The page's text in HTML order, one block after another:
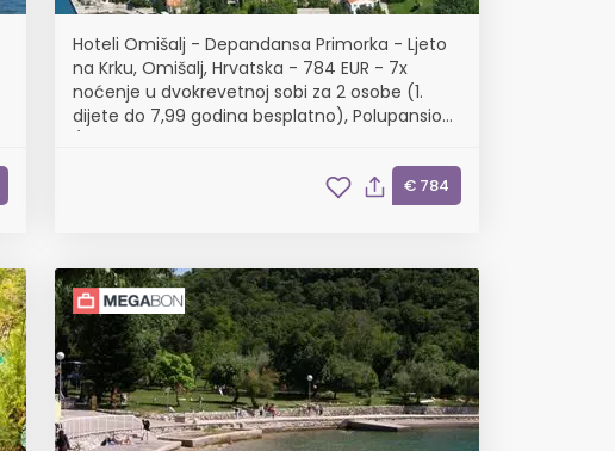
Hoteli Omišalj - Depandansa Primorka - Ljeto
na Krku, Omišalj, Hrvatska - 784 EUR - 7x
noćenje u dvokrevetnoj sobi za 2 osobe (1.
dijete do 7,99 godina besplatno), Polupansion
€ 784